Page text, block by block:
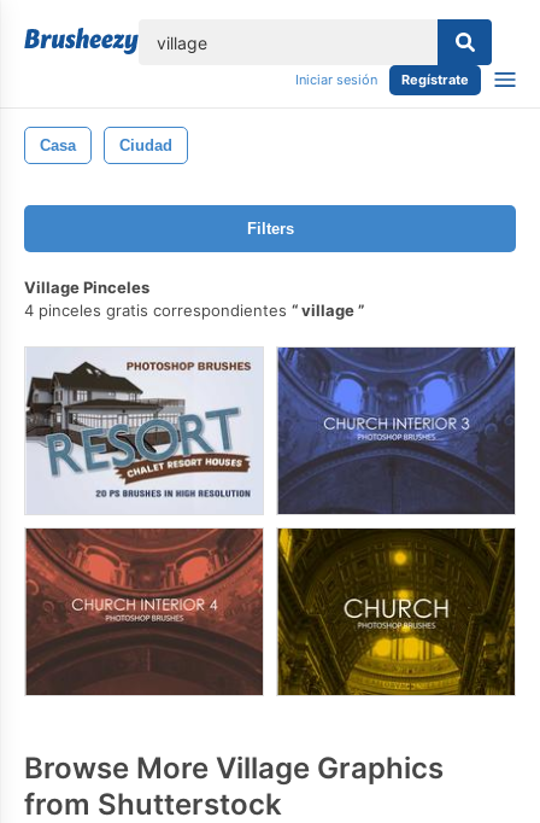
Iniciar sesión Regístrate
Casa Ciudad
Filters
Village Pinceles
4 pinceles gratis correspondientes
village
Browse More Village Graphics
from Shutterstock